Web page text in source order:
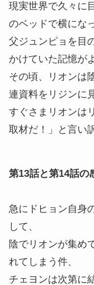
現実世界で久々に
のベッドで横にな
父ジュンピョを目
かけていた記憶が
その頃、リオンは
連資料をリジンに
すぐさまリオンは
取材だ！」と言い
第13話と第14話の
急にドヒョン自身
して、
陰でリオンが集め
れてしまう件、
チェヨンは次第に